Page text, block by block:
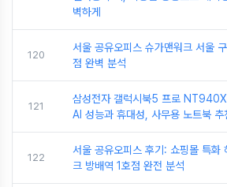
벽하게
120
서울 공유오피스 슈가맨워크 서울
점 완벽 분석
121
삼성전자 갤럭시북5 프로
AI 성능과 휴대성, 사무용 노트북 추
122
서울 공유오피스 후기: 쇼핑몰 특화
크 방배역 1호점 완전 분석